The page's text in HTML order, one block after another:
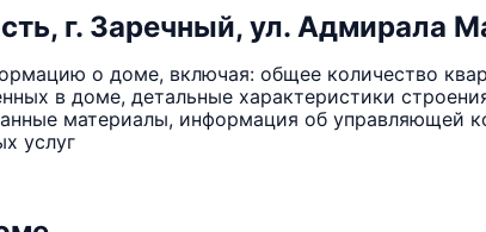
г. Заречный, ул. Адмирала
о доме, включая: общее количество
в доме, детальные характеристики
материалы, информация об управляющей
услуг